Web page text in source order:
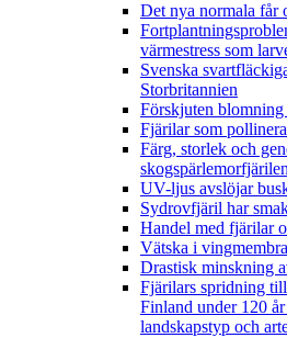
Det nya normala får
värmestress som
Svenska
Storbritannien
Förskjuten
Fjärilar som
Färg, storlek och
UV-ljus avslöjar
Sydrovfjäril har
Handel med fjärilar
Vätska i
Drastisk minskning
Fjärilars spridning
Finland under 120 år
landskapstyp och